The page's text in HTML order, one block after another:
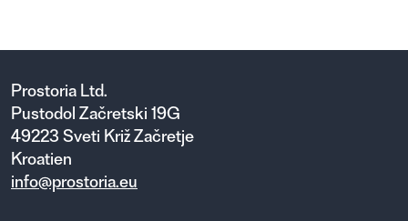
Prostoria Ltd.
Pustodol Začretski 19G
49223 Sveti Križ Začretje
Kroatien
info@prostoria.eu